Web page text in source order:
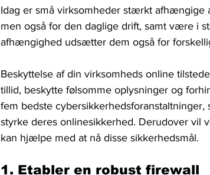
Idag er små virksomheder stærkt
men også for den daglige drift, samt være i
afhængighed udsætter dem også for
Beskyttelse af din virksomheds online
tillid, beskytte følsomme oplysninger og
fem bedste
styrke deres onlinesikkerhed. Derudover vil
kan hjælpe med at nå disse sikkerhedsmål.
1. Etabler en robust firewall